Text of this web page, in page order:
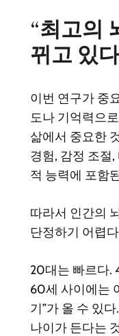
“최고의
뀌고 있다
이번 연구가 중
도나 기억력으
삶에서 중요한
경험, 감정 조절
적 능력에 포함
따라서 인간의
단정하기 어렵
20대는 빠르다.
60세 사이에는
기”가 올 수 있다.
나이가 든다는